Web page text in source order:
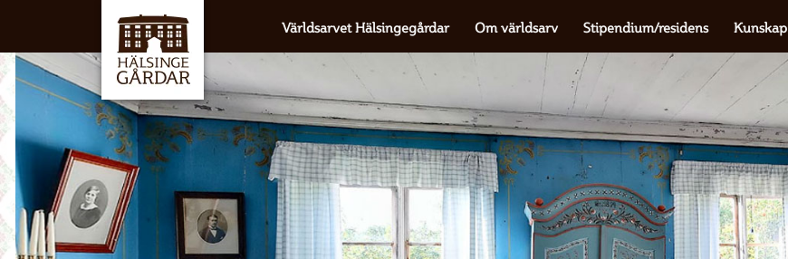
Världsarvet Hälsingegårdar Om världsarv Stipendium/residens Kunskap